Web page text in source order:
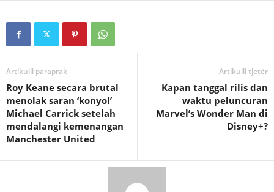
Artikulli paraprak
Roy Keane secara brutal
menolak saran ‘konyol’
Michael Carrick setelah
mendalangi kemenangan
Manchester United
Artikulli tjetër
Kapan tanggal rilis dan
waktu peluncuran
Marvel’s Wonder Man di
Disney+?